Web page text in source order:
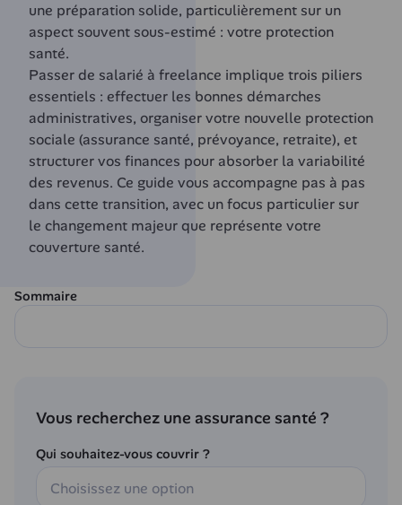
une préparation solide, particulièrement sur un
aspect souvent sous-estimé : votre protection
santé.
Passer de salarié à freelance implique trois piliers
essentiels : effectuer les bonnes démarches
administratives, organiser votre nouvelle protection
sociale (assurance santé, prévoyance, retraite), et
structurer vos finances pour absorber la variabilité
des revenus. Ce guide vous accompagne pas à pas
dans cette transition, avec un focus particulier sur
le changement majeur que représente votre
couverture santé.
Sommaire
Vous recherchez une assurance santé ?
Qui souhaitez-vous couvrir ?